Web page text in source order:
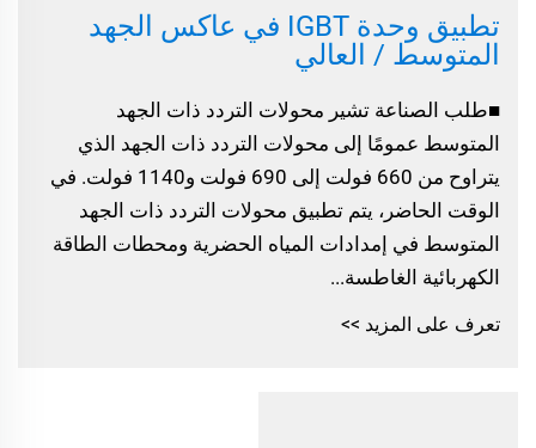
تطبيق وحدة IGBT في عاكس الجهد
المتوسط / العالي
■طلب الصناعة تشير محولات التردد ذات الجهد
المتوسط عمومًا إلى محولات التردد ذات الجهد الذي
يتراوح من 660 فولت إلى 690 فولت و1140 فولت. في
الوقت الحاضر، يتم تطبيق محولات التردد ذات الجهد
المتوسط في إمدادات المياه الحضرية ومحطات الطاقة
الكهربائية الغاطسة...
تعرف على المزيد >>